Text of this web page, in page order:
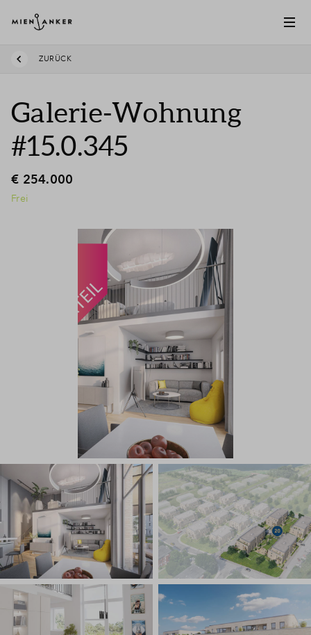
ZURÜCK
Galerie-Wohnung
#15.0.345
€ 254.000
Frei